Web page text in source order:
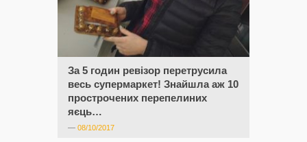
За 5 годин ревізор перетрусила
весь супермаркет! Знайшла аж 10
прострочених перепелиних
яєць…
— 08/10/2017